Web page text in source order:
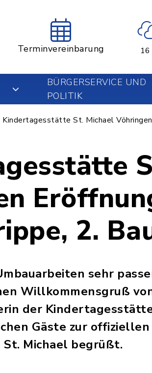
Terminvereinbarung 16
BÜRGERSERVICE UND
POLITIK
Kindertagesstätte St. Michael Vöhringen
2.
sehr
Willkommensgruß
der
Gäste zur
Michael begrüßt.